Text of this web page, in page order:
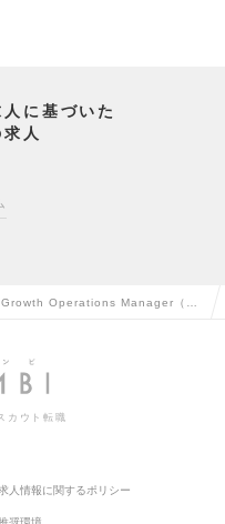
に基づいた
人
Growth Operations Manager（オ
情報
カウト転職
人情報に関するポリシー